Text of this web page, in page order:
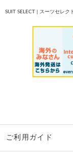
SUIT SELECT | スーツセレク
ご利用ガイド